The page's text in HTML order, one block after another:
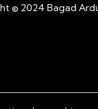
Bagad